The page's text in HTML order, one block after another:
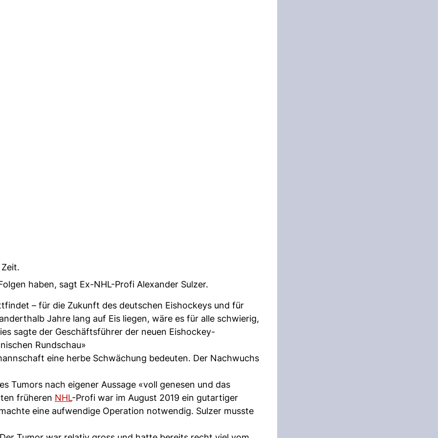
haben, sagt Ex-NHL-Profi Alexander Sulzer.
– für die Zukunft des deutschen Eishockeys und für
Jahre lang auf Eis liegen, wäre es für alle schwierig,
sagte der Geschäftsführer der neuen Eishockey-
Rundschau»
eine herbe Schwächung bedeuten. Der Nachwuchs
Tumors nach eigener Aussage «voll genesen und das
früheren NHL-Profi war im August 2019 ein gutartiger
eine aufwendige Operation notwendig. Sulzer musste